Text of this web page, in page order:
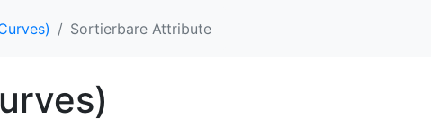
Sortierbare Attribute